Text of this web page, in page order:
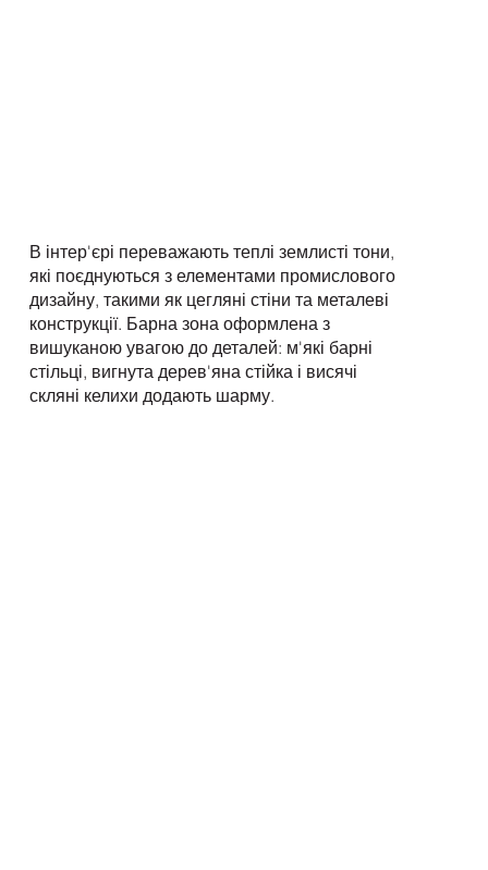
В інтер'єрі переважають теплі землисті тони,
які поєднуються з елементами промислового
дизайну, такими як цегляні стіни та металеві
конструкції. Барна зона оформлена з
вишуканою увагою до деталей: м'які барні
стільці, вигнута дерев'яна стійка і висячі
скляні келихи додають шарму.